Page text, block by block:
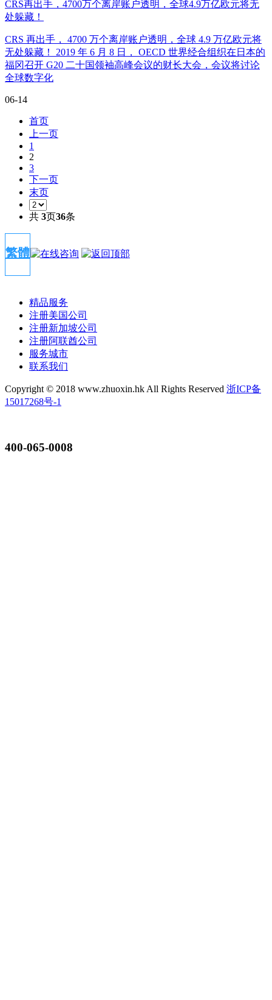
CRS再出手，4700万个离岸账户透明，全球4.9万亿欧元将无
处躲藏！
CRS 再出手， 4700 万个离岸账户透明，全球 4.9 万亿欧元将
无处躲藏！ 2019 年 6 月 8 日， OECD 世界经合组织在日本的
福冈召开 G20 二十国领袖高峰会议的财长大会，会议将讨论
全球数字化
06-14
首页
上一页
1
2
3
下一页
末页
共 3页36条
繁體
精品服务
注册美国公司
注册新加坡公司
注册阿联酋公司
服务城市
联系我们
Copyright © 2018 www.zhuoxin.hk All Rights Reserved 浙ICP备
15017268号-1
400-065-0008